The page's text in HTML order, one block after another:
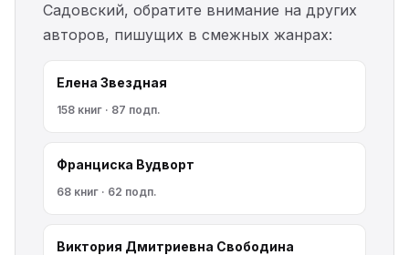
Садовский, обратите внимание на других
авторов, пишущих в смежных жанрах:
Елена Звездная
158 книг · 87 подп.
Франциска Вудворт
68 книг · 62 подп.
Виктория Дмитриевна Свободина